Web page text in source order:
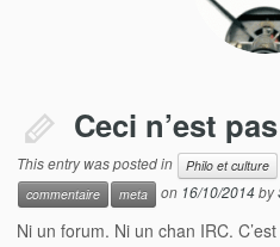
Ceci n’est
This entry was posted in Philo et culture
commentaire
meta on 16/10/2014by
Ni un forum. Ni un chan IRC.